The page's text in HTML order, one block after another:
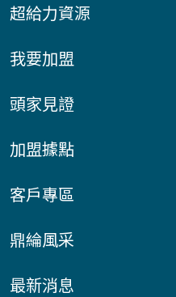
超給力資源
我要加盟
頭家見證
加盟據點
客戶專區
鼎綸風采
最新消息